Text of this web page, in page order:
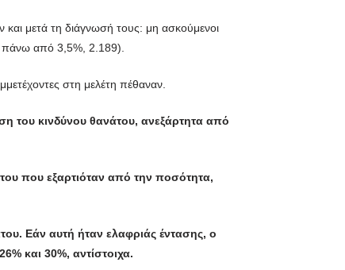
και μετά τη διάγνωσή τους: μη ασκούμενοι
πάνω από 3,5%, 2.189).
στη μελέτη πέθαναν.
του κινδύνου θανάτου, ανεξάρτητα από
που εξαρτιόταν από την ποσότητα,
Εάν αυτή ήταν ελαφριάς έντασης, ο
και 30%, αντίστοιχα.